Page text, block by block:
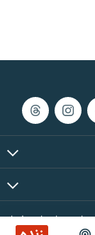
برای رادیو فردا